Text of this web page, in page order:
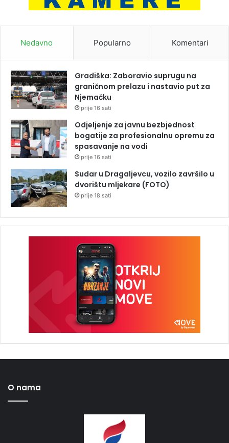
Nedavno Popularno Komentari
Gradiška: Zaboravio suprugu na
graničnom prelazu i nastavio put za
Njemačku
prije 16 sati
Odjeljenje za javnu bezbjednost
bogatije za profesionalnu opremu za
spasavanje na vodi
prije 16 sati
Sudar u Dragaljevcu, vozilo završilo u
dvorištu mljekare (FOTO)
prije 18 sati
O nama